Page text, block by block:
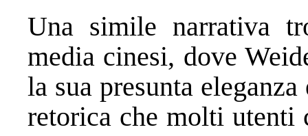
Una simile narrativa
media cinesi, dove
la sua presunta
retorica che molti utenti